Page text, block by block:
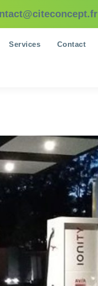
Services Contact